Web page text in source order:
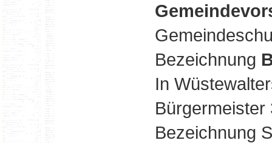
Bezeichnung
In
Bezeichnung